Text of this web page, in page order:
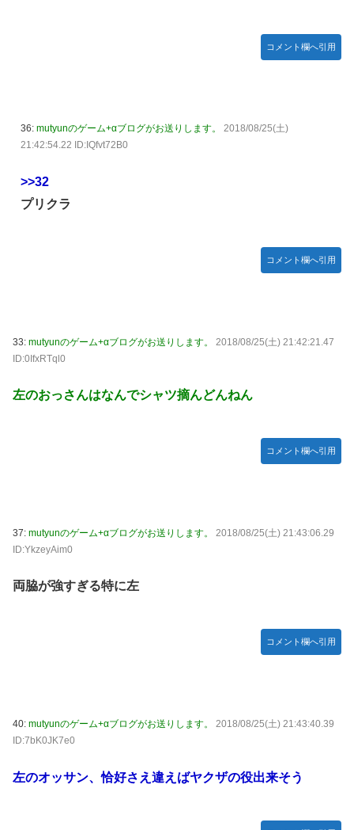
コメント欄へ引用
36: mutyunのゲーム+αブログがお送りします。
2018/08/25(土)
21:42:54.22 ID:IQfvt72B0
>>32
プリクラ
コメント欄へ引用
33: mutyunのゲーム+αブログがお送りします。
2018/08/25(土) 21:42:21.47
ID:0IfxRTql0
左のおっさんはなんでシャツ摘んどんねん
コメント欄へ引用
37: mutyunのゲーム+αブログがお送りします。
2018/08/25(土) 21:43:06.29
ID:YkzeyAim0
両脇が強すぎる特に左
コメント欄へ引用
40: mutyunのゲーム+αブログがお送りします。
2018/08/25(土) 21:43:40.39
ID:7bK0JK7e0
左のオッサン、恰好さえ違えばヤクザの役出来そう